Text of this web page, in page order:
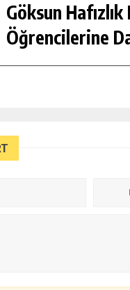
Göksun Hafızlık
Öğrencilerine